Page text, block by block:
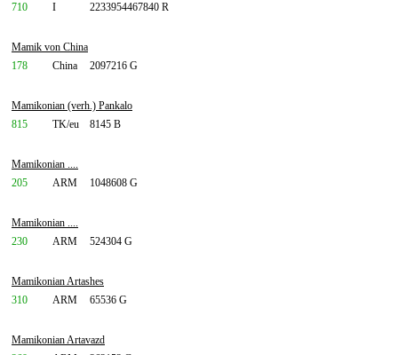
710
I 2233954467840 R
Mamik von China
178
China 2097216 G
Mamikonian (verh.) Pankalo
815
TK/eu 8145 B
Mamikonian ....
205
ARM 1048608 G
Mamikonian ....
230
ARM 524304 G
Mamikonian Artashes
310
ARM 65536 G
Mamikonian Artavazd